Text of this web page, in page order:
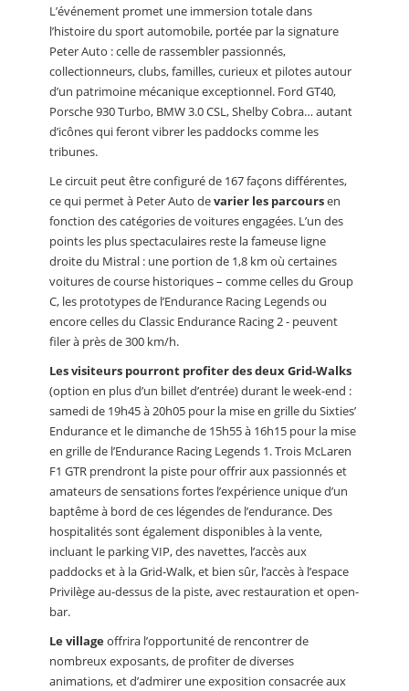
L’événement promet une immersion totale dans
l’histoire du sport automobile, portée par la signature
Peter Auto : celle de rassembler passionnés,
collectionneurs, clubs, familles, curieux et pilotes autour
d’un patrimoine mécanique exceptionnel. Ford GT40,
Porsche 930 Turbo, BMW 3.0 CSL, Shelby Cobra… autant
d’icônes qui feront vibrer les paddocks comme les
tribunes.
Le circuit peut être configuré de 167 façons différentes,
ce qui permet à Peter Auto devarier les parcoursen
fonction des catégories de voitures engagées. L’un des
points les plus spectaculaires reste la fameuse ligne
droite du Mistral : une portion de 1,8 km où certaines
voitures de course historiques – comme celles du Group
C, les prototypes de l’Endurance Racing Legends ou
encore celles du Classic Endurance Racing 2 - peuvent
filer à près de 300 km/h.
Les visiteurs pourront profiter des deux Grid-Walks
(option en plus d’un billet d’entrée) durant le week-end :
samedi de 19h45 à 20h05 pour la mise en grille du Sixties’
Endurance et le dimanche de 15h55 à 16h15 pour la mise
en grille de l’Endurance Racing Legends 1. Trois McLaren
F1 GTR prendront la piste pour offrir aux passionnés et
amateurs de sensations fortes l’expérience unique d’un
baptême à bord de ces légendes de l’endurance. Des
hospitalités sont également disponibles à la vente,
incluant le parking VIP, des navettes, l’accès aux
paddocks et à la Grid-Walk, et bien sûr, l’accès à l’espace
Privilège au-dessus de la piste, avec restauration et open-
bar.
Le villageoffrira l’opportunité de rencontrer de
nombreux exposants, de profiter de diverses
animations, et d’admirer une exposition consacrée aux